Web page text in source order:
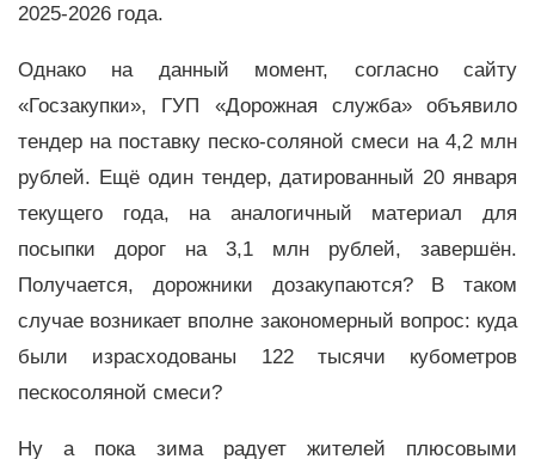
2025-2026 года.
Однако на данный момент, согласно сайту
«Госзакупки», ГУП «Дорожная служба» объявило
тендер на поставку песко-соляной смеси на 4,2 млн
рублей. Ещё один тендер, датированный 20 января
текущего года, на аналогичный материал для
посыпки дорог на 3,1 млн рублей, завершён.
Получается, дорожники дозакупаются? В таком
случае возникает вполне закономерный вопрос: куда
были израсходованы 122 тысячи кубометров
пескосоляной смеси?
Ну а пока зима радует жителей плюсовыми